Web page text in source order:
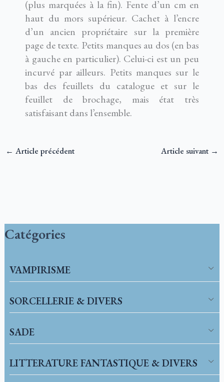
Catégories
VAMPIRISME
SORCELLERIE & DIVERS
SADE
LITTERATURE FANTASTIQUE & DIVERS
(plus marquées à la fin). Fente d’un cm en
haut du mors supérieur. Cachet à l’encre
d’un ancien propriétaire sur la première
page de texte. Petits manques au dos (en bas
à gauche en particulier). Celui-ci est un peu
incurvé par ailleurs. Petits manques sur le
bas des feuillets du catalogue et sur le
feuillet de brochage, mais état très
satisfaisant dans l’ensemble.
← Article précédent Article suivant →